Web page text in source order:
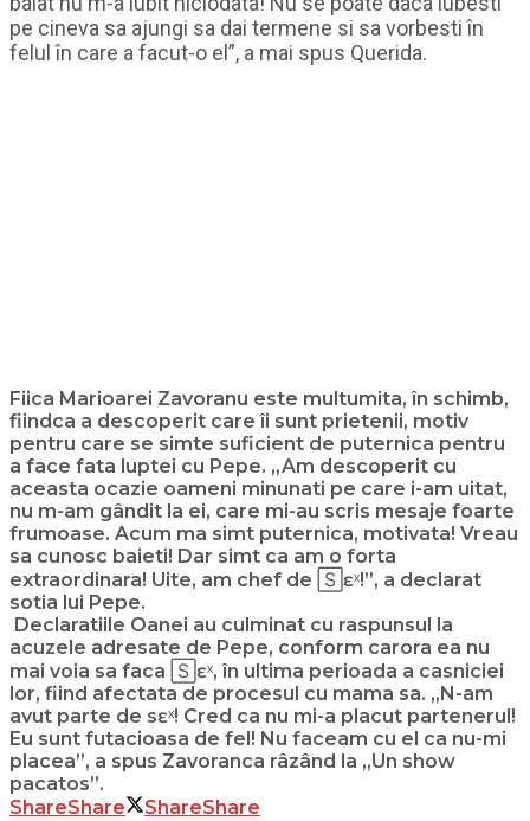
pe cineva sa ajungi sa dai termene si sa vorbesti în
felul în care a facut-o el”, a mai spus Querida.
Fiica Marioarei Zavoranu este multumita, în schimb,
fiindca a descoperit care îi sunt prietenii, motiv
pentru care se simte suficient de puternica pentru
a face fata luptei cu Pepe. „Am descoperit cu
aceasta ocazie oameni minunati pe care i-am uitat,
nu m-am gândit la ei, care mi-au scris mesaje foarte
frumoase. Acum ma simt puternica, motivata! Vreau
sa cunosc baieti! Dar simt ca am o forta
extraordinara! Uite, am chef de 🅂ɛˣ!”, a declarat
sotia lui Pepe.
Declaratiile Oanei au culminat cu raspunsul la
acuzele adresate de Pepe, conform carora ea nu
mai voia sa faca 🅂ɛˣ, în ultima perioada a casniciei
lor, fiind afectata de procesul cu mama sa. „N-am
avut parte de sɛˣ! Cred ca nu mi-a placut partenerul!
Eu sunt futacioasa de fel! Nu faceam cu el ca nu-mi
placea”, a spus Zavoranca râzând la „Un show
pacatos”.
ShareShare ShareShare